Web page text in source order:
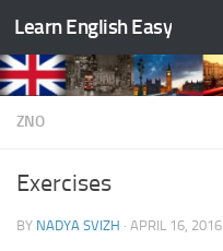
Skip to content
Learn English Easy
ZNO
Exercises
BY NADYA SVIZH · APRIL 16, 2016